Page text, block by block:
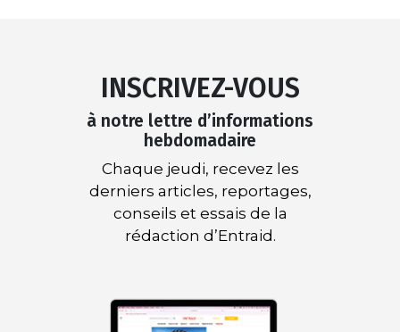
INSCRIVEZ-VOUS
à notre lettre d’informations
hebdomadaire
Chaque jeudi, recevez les
derniers articles, reportages,
conseils et essais de la
rédaction d’Entraid.